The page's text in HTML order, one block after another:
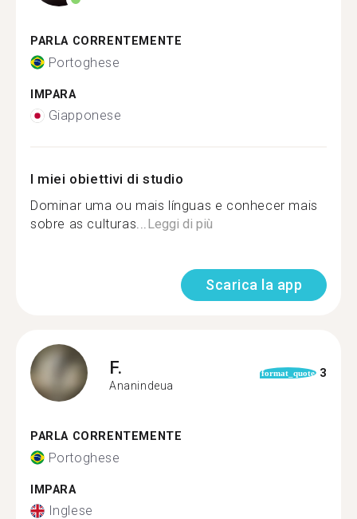
PARLA CORRENTEMENTE
Portoghese
IMPARA
Giapponese
I miei obiettivi di studio
Dominar uma ou mais línguas e conhecer mais
sobre as culturas...Leggi di più
Scarica la app
F.
Ananindeua
format_quote 3
PARLA CORRENTEMENTE
Portoghese
IMPARA
Inglese